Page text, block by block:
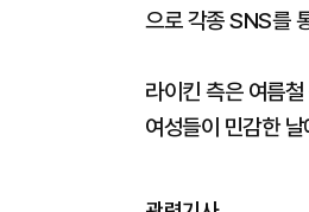
으로 각종 SNS를
라이킨 측은 여름
여성들이 민감한